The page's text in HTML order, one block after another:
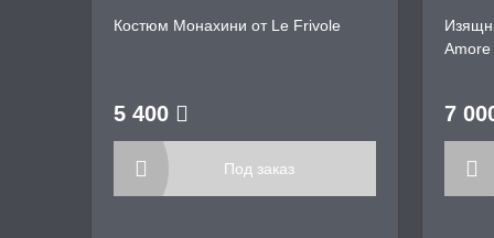
Костюм Монахини от Le Frivole
5 400
Под заказ
Amore
7